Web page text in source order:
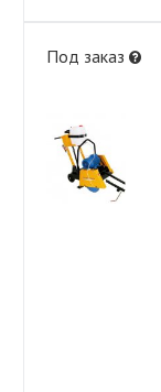
Под заказ